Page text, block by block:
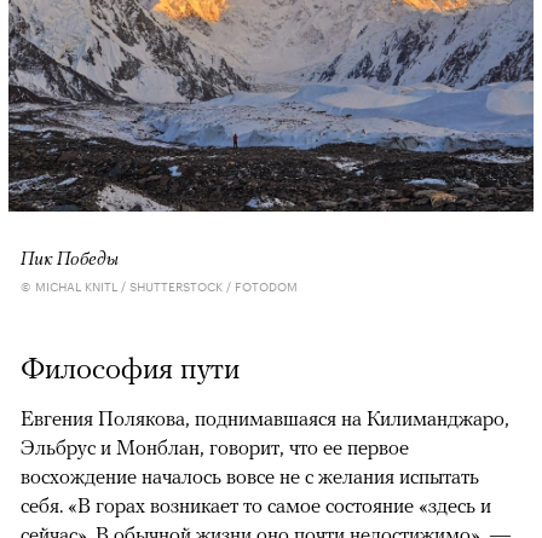
Пик Победы
© MICHAL KNITL / SHUTTERSTOCK / FOTODOM
Философия пути
Евгения Полякова, поднимавшаяся на Килиманджаро,
Эльбрус и Монблан, говорит, что ее первое
восхождение началось вовсе не с желания испытать
себя. «В горах возникает то самое состояние «здесь и